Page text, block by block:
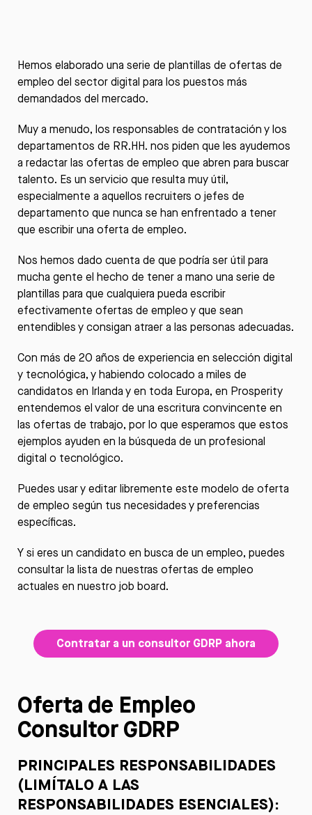
Hemos elaborado una serie de plantillas de ofertas de
empleo del sector digital para los puestos más
demandados del mercado.
Muy a menudo, los responsables de contratación y los
departamentos de RR.HH. nos piden que les ayudemos
a redactar las ofertas de empleo que abren para buscar
talento. Es un servicio que resulta muy útil,
especialmente a aquellos recruiters o jefes de
departamento que nunca se han enfrentado a tener
que escribir una oferta de empleo.
Nos hemos dado cuenta de que podría ser útil para
mucha gente el hecho de tener a mano una serie de
plantillas para que cualquiera pueda escribir
efectivamente ofertas de empleo y que sean
entendibles y consigan atraer a las personas adecuadas.
Con más de 20 años de experiencia en selección digital
y tecnológica, y habiendo colocado a miles de
candidatos en Irlanda y en toda Europa, en Prosperity
entendemos el valor de una escritura convincente en
las ofertas de trabajo, por lo que esperamos que estos
ejemplos ayuden en la búsqueda de un profesional
digital o tecnológico.
Puedes usar y editar libremente este modelo de oferta
de empleo según tus necesidades y preferencias
específicas.
Y si eres un candidato en busca de un empleo, puedes
consultar la lista de nuestras ofertas de empleo
actuales en nuestro job board.
Contratar a un consultor GDRP ahora
Oferta de Empleo
Consultor GDRP
PRINCIPALES RESPONSABILIDADES
(LIMÍTALO A LAS
RESPONSABILIDADES ESENCIALES):